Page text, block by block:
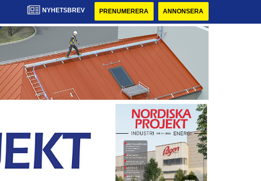
NYHETSBREV PRENUMERERA ANNONSERA